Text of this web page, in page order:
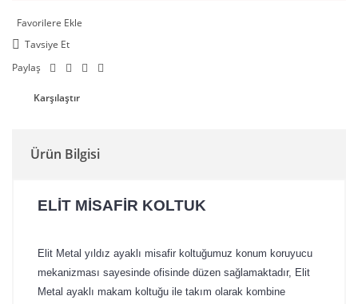
Tavsiye Et
Paylaş
Karşılaştır
Ürün Bilgisi
ELİT MİSAFİR KOLTUK
Elit Metal yıldız ayaklı misafir koltuğumuz konum koruyucu
mekanizması sayesinde ofisinde düzen sağlamaktadır, Elit
Metal ayaklı makam koltuğu ile takım olarak kombine